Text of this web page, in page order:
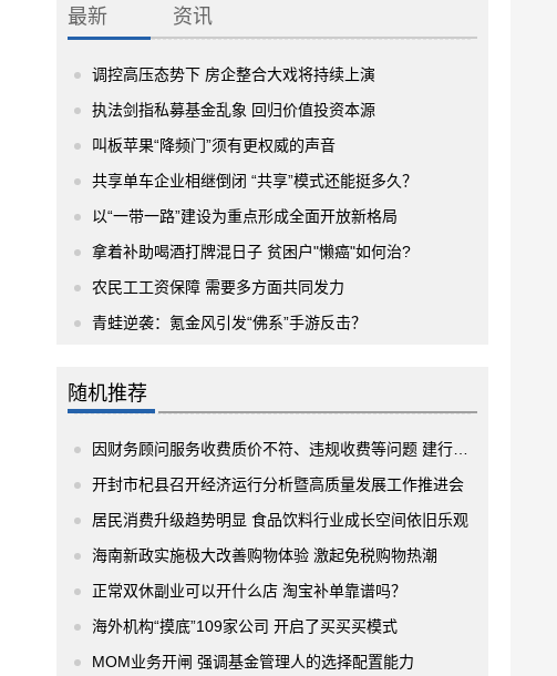
最新 资讯
调控高压态势下 房企整合大戏将持续上演
执法剑指私募基金乱象 回归价值投资本源
叫板苹果“降频门”须有更权威的声音
共享单车企业相继倒闭 “共享”模式还能挺多久？
以“一带一路”建设为重点形成全面开放新格局
拿着补助喝酒打牌混日子 贫困户"懒癌"如何治?
农民工工资保障 需要多方面共同发力
青蛙逆袭：氪金风引发“佛系”手游反击？
随机推荐
因财务顾问服务收费质价不符、违规收费等问题 建行三家分支机构一连遭罚185万元
开封市杞县召开经济运行分析暨高质量发展工作推进会
居民消费升级趋势明显 食品饮料行业成长空间依旧乐观
海南新政实施极大改善购物体验 激起免税购物热潮
正常双休副业可以开什么店 淘宝补单靠谱吗？
海外机构“摸底”109家公司 开启了买买买模式
MOM业务开闸 强调基金管理人的选择配置能力